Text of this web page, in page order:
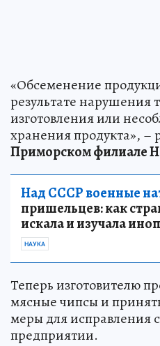
«Обсеменение
результате нарушения
изготовления или
хранения продукта», –
Приморском филиале
Над СССР военные
пришельцев: как
искала и изучала
НАУКА
Теперь изготовителю
мясные чипсы и
меры для исправления
предприятии.